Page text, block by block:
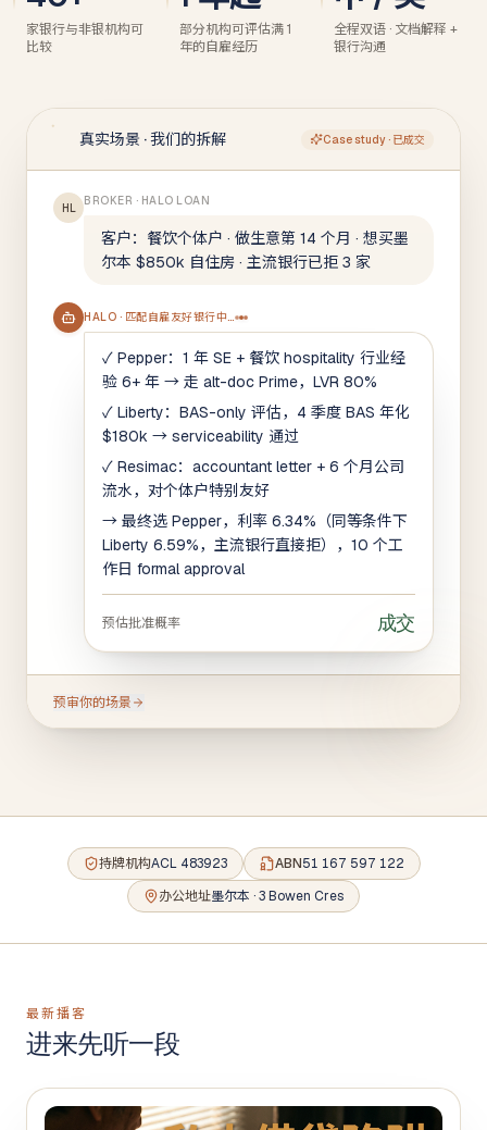
家银行与非银机构可
比较
部分机构可评估满 1
年的自雇经历
全程双语 · 文档解释 +
银行沟通
真实场景 · 我们的拆解 Case study · 已成交
HL BROKER · HALO LOAN
客户：餐饮个体户 · 做生意第 14 个月 · 想买墨
尔本 $850k 自住房 · 主流银行已拒 3 家
HALO · 匹配自雇友好银行中…
✓ Pepper：1 年 SE + 餐饮 hospitality 行业经
验 6+ 年 → 走 alt-doc Prime，LVR 80%
✓ Liberty：BAS-only 评估，4 季度 BAS 年化
$180k → serviceability 通过
✓ Resimac：accountant letter + 6 个月公司
流水，对个体户特别友好
→ 最终选 Pepper，利率 6.34%（同等条件下
Liberty 6.59%，主流银行直接拒），10 个工
作日 formal approval
预估批准概率 成交
预审你的场景
持牌机构ACL 483923 ABN51 167 597 122
办公地址墨尔本 · 3 Bowen Cres
最新播客
进来先听一段